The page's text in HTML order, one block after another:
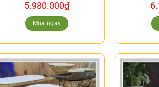
5.980.000₫
Mua ngay